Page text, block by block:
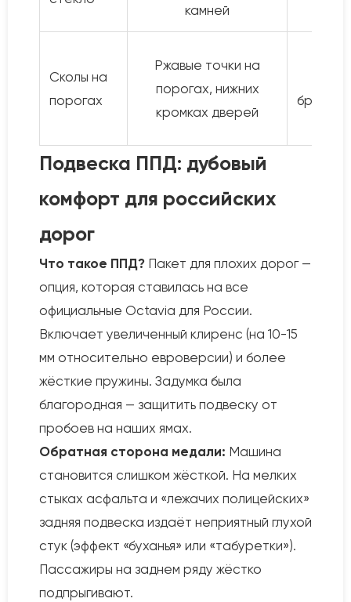
камней
Сколы на
порогах
Ржавые точки на
порогах, нижних
кромках дверей
Подвеска ППД: дубовый
комфорт для российских
дорог
Что такое ППД? Пакет для плохих дорог —
опция, которая ставилась на все
официальные Octavia для России.
Включает увеличенный клиренс (на 10-15
мм относительно евроверсии) и более
жёсткие пружины. Задумка была
благородная — защитить подвеску от
пробоев на наших ямах.
Обратная сторона медали: Машина
становится слишком жёсткой. На мелких
стыках асфальта и «лежачих полицейских»
задняя подвеска издаёт неприятный глухой
стук (эффект «буханья» или «табуретки»).
Пассажиры на заднем ряду жёстко
подпрыгивают.